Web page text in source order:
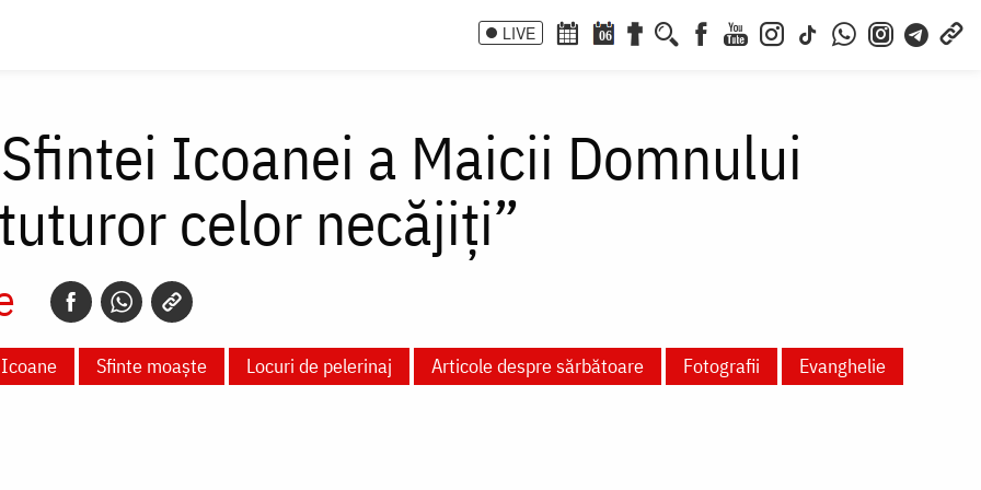
LIVE 06
Icoanei a Maicii Domnului
celor necăjiți”
Icoane Sfinte moaște Locuri de pelerinaj Articole despre sărbătoare Fotografii
Evanghelie